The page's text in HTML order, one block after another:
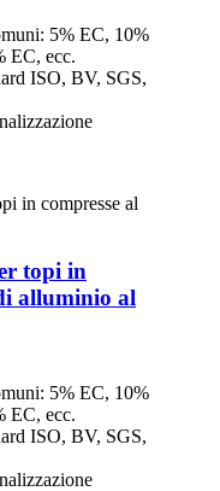
5% EC, 10%
EC, ecc.
ISO, BV, SGS,
topi in
alluminio al
5% EC, 10%
EC, ecc.
ISO, BV, SGS,